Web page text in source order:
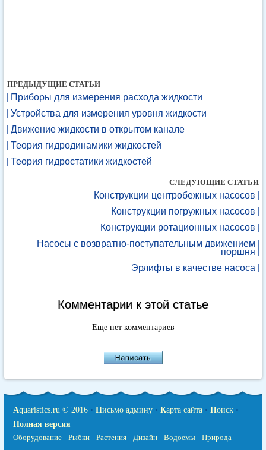
ПРЕДЫДУЩИЕ СТАТЬИ
Приборы для измерения расхода жидкости
Устройства для измерения уровня жидкости
Движение жидкости в открытом канале
Теория гидродинамики жидкостей
Теория гидростатики жидкостей
СЛЕДУЮЩИЕ СТАТЬИ
Конструкции центробежных насосов
Конструкции погружных насосов
Конструкции ротационных насосов
Насосы с возвратно-поступательным движением
поршня
Эрлифты в качестве насоса
Комментарии к этой статье
Еще нет комментариев
Aquaristics.ru © 2016 • Письмо админу • Карта сайта • Поиск •
Полная версия
Оборудование
Рыбки Растения Дизайн Водоемы Природа